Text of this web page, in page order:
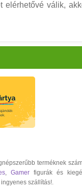
elérhetővé válik,
terméknek
, Gamerfigurák és
szállítás!.